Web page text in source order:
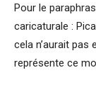
Pour le
caricaturale :
cela n’aurait pas
représente ce